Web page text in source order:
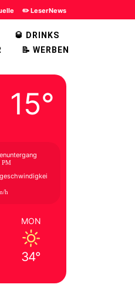
✏️ LeserNews
🥃 DRINKS
📝 WERBEN
15°
PM
h
MON
34°